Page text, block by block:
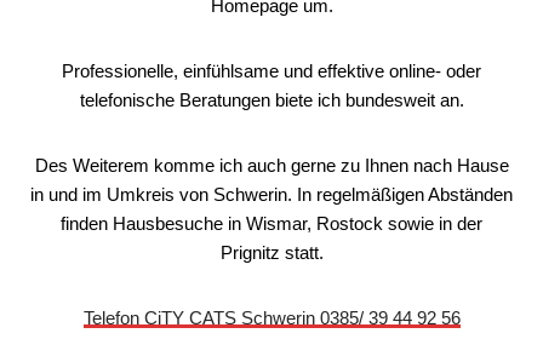
Homepage um.
Professionelle, einfühlsame und effektive online- oder
telefonische Beratungen biete ich bundesweit an.
Des Weiterem komme ich auch gerne zu Ihnen nach Hause
in und im Umkreis von Schwerin. In regelmäßigen Abständen
finden Hausbesuche in Wismar, Rostock sowie in der
Prignitz statt.
Telefon CiTY CATS Schwerin 0385/ 39 44 92 56